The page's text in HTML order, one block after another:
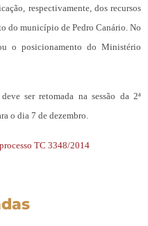
respectivamente, dos recursos
do município de Pedro Canário. No
o posicionamento do Ministério
ser retomada na sessão da 2ª
o dia 7 de dezembro.
TC 3348/2014